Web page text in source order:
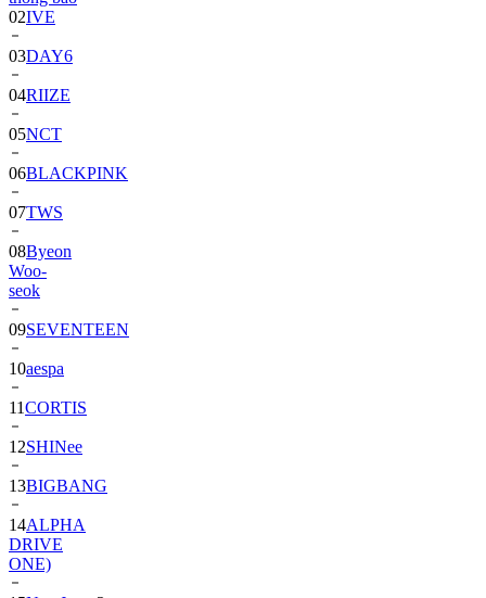
03DAY6
04RIIZE
05NCT
06BLACKPINK
07TWS
08Byeon
Woo-
seok
09SEVENTEEN
10aespa
11CORTIS
12SHINee
13BIGBANG
14ALPHA
DRIVE
ONE)
15NewJeans